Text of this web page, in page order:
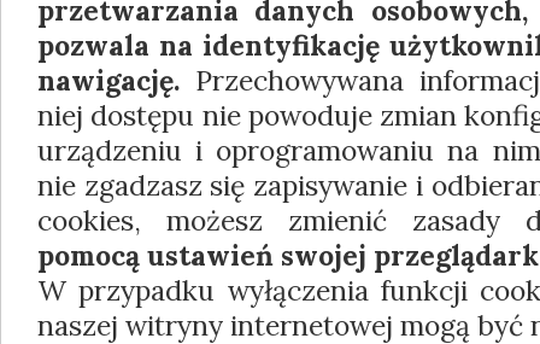
przetwarzania danych
pozwala na identyfikację
nawigację. Przechowywana
niej dostępu nie powoduje zmian
urządzeniu i oprogramowaniu na
nie zgadzasz się zapisywanie i
cookies, możesz zmienić zasady
pomocą ustawień swojej
W przypadku wyłączenia funkcji
naszej witryny internetowej mogą być